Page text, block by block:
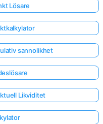
Lösare
sannolikhet
Likviditet